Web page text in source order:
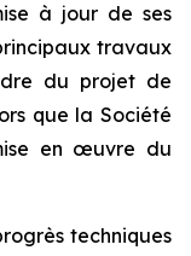
à jour de ses
travaux
du projet de
que la Société
en œuvre du
techniques